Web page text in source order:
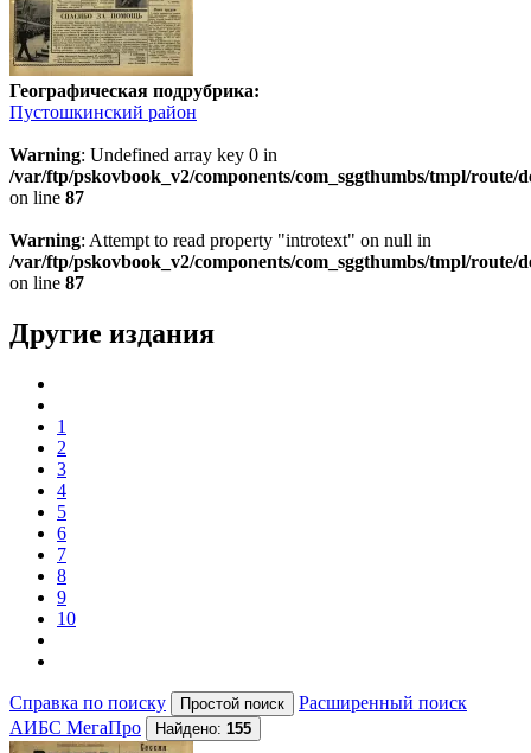
Географическая подрубрика:
Пустошкинский район
Warning: Undefined array key 0 in
/var/ftp/pskovbook_v2/components/com_sggthumbs/tmpl/route/
on line 87
Warning: Attempt to read property "introtext" on null in
/var/ftp/pskovbook_v2/components/com_sggthumbs/tmpl/route/
on line 87
Другие издания
1
2
3
4
5
6
7
8
9
10
Справка по поиску
Расширенный поиск
АИБС МегаПро
Найдено: 155